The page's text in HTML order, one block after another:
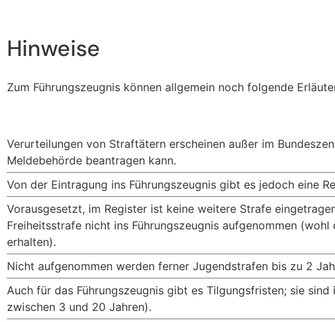
Hinweise
Zum Führungszeugnis können allgemein noch folgende
Verurteilungen von Straftätern erscheinen außer im
Meldebehörde beantragen kann.
Von der Eintragung ins Führungszeugnis gibt es jedoch eine
Vorausgesetzt, im Register ist keine weitere Strafe
Freiheitsstrafe nicht ins Führungszeugnis aufgenommen
erhalten).
Nicht aufgenommen werden ferner Jugendstrafen bis zu 2
Auch für das Führungszeugnis gibt es Tilgungsfristen; sie
zwischen 3 und 20 Jahren).